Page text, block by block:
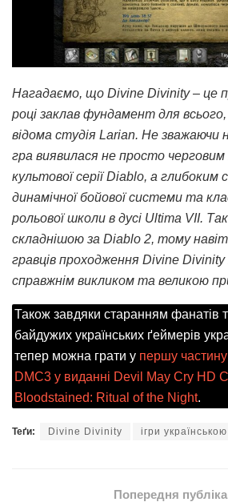
Нагадаємо, що Divine Divinity – це
році заклав фундамент для всього,
відома студія Larian. Не зважаючи
гра виявилася не просто черговим
культової серії Diablo, а глибоким
динамічної бойової системи та
рольової школи в дусі Ultima VII.
складнішою за Diablo 2, тому
гравців проходження Divine
справжнім викликом та великою
Також завдяки старанням фанатів
байдужих українських ґеймерів
тепер можна грати у першу
DMC3 у виданні Devil May Cry HD
Bloodstained: Ritual of the Night.
Теґи: Divine Divinity ігри українською
Попередня